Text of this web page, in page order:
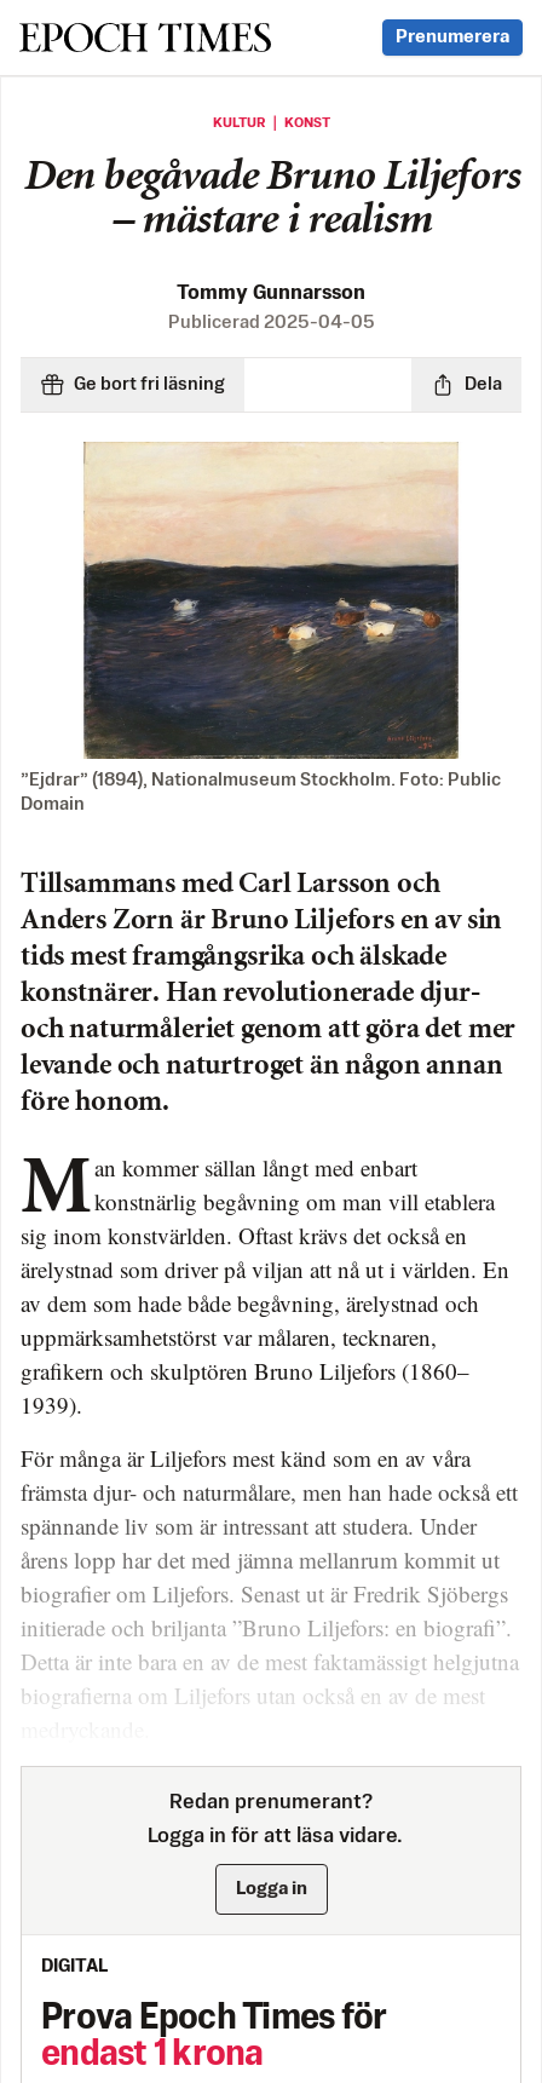
Svenska Epoch Times Prenumerera
KULTUR ｜ KONST
Den begåvade Bruno Liljefors
– mästare i realism
Tommy Gunnarsson
Publicerad 2025-04-05
Ge bort fri läsning Dela
”Ejdrar” (1894), Nationalmuseum Stockholm. Foto: Public
Domain
Tillsammans med Carl Larsson och
Anders Zorn är Bruno Liljefors en av sin
tids mest framgångsrika och älskade
konstnärer. Han revolutionerade djur-
och naturmåleriet genom att göra det mer
levande och naturtroget än någon annan
före honom.
Man kommer sällan långt med enbartkonstnärlig begåvning om man vill etablera
sig inom konstvärlden. Oftast krävs det också en
ärelystnad som driver på viljan att nå ut i världen. En
av dem som hade både begåvning, ärelystnad och
uppmärksamhetstörst var målaren, tecknaren,
grafikern och skulptören Bruno Liljefors (1860–
1939).
För många är Liljefors mest känd som en av våra
främsta djur- och naturmålare, men han hade också ett
spännande liv som är intressant att studera. Under
årens lopp har det med jämna mellanrum kommit ut
biografier om Liljefors. Senast ut är Fredrik Sjöbergs
initierade och briljanta ”Bruno Liljefors: en biografi”.
Detta är inte bara en av de mest faktamässigt helgjutna
biografierna om Liljefors utan också en av de mest
Redan prenumerant?
Logga in för att läsa vidare.
Logga in
DIGITAL
Prova Epoch Times för
endast 1 krona